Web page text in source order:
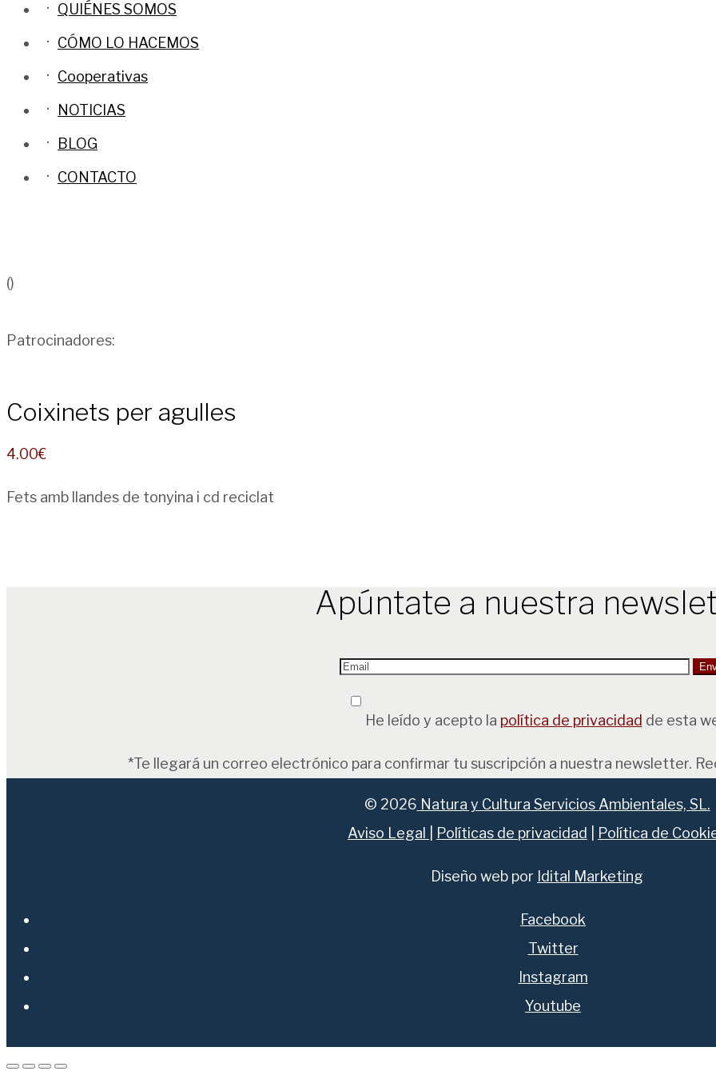
QUIÉNES SOMOS
CÓMO LO HACEMOS
Cooperativas
NOTICIAS
BLOG
CONTACTO
()
Patrocinadores:
Coixinets per agulles
4.00€
Fets amb llandes de tonyina i cd reciclat
Apúntate a nuestra
He leído y acepto la política de privacidad de esta
*Te llegará un correo electrónico para confirmar tu suscripción a nuestra newsletter.
© 2026 Natura y Cultura Servicios Ambientales, SL.
Aviso Legal
Políticas de privacidad Política de
Diseño web por Idital Marketing
Facebook
Twitter
Instagram
Youtube